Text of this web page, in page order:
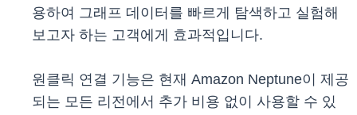
용하여 그래프 데이터를 빠르게 탐색하고 실험해
보고자 하는 고객에게 효과적입니다.
원클릭 연결 기능은 현재 Amazon Neptune이 제공
되는 모든 리전에서 추가 비용 없이 사용할 수 있